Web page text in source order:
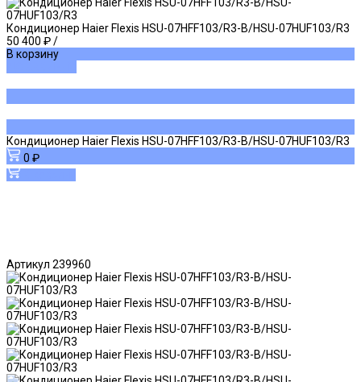
Кондиционер Haier Flexis HSU-07HFF103/R3-B/HSU-07HUF103/R3
50 400 ₽/
В корзину
Кондиционер Haier Flexis HSU-07HFF103/R3-B/HSU-07HUF103/R3
0 ₽
Артикул 239960